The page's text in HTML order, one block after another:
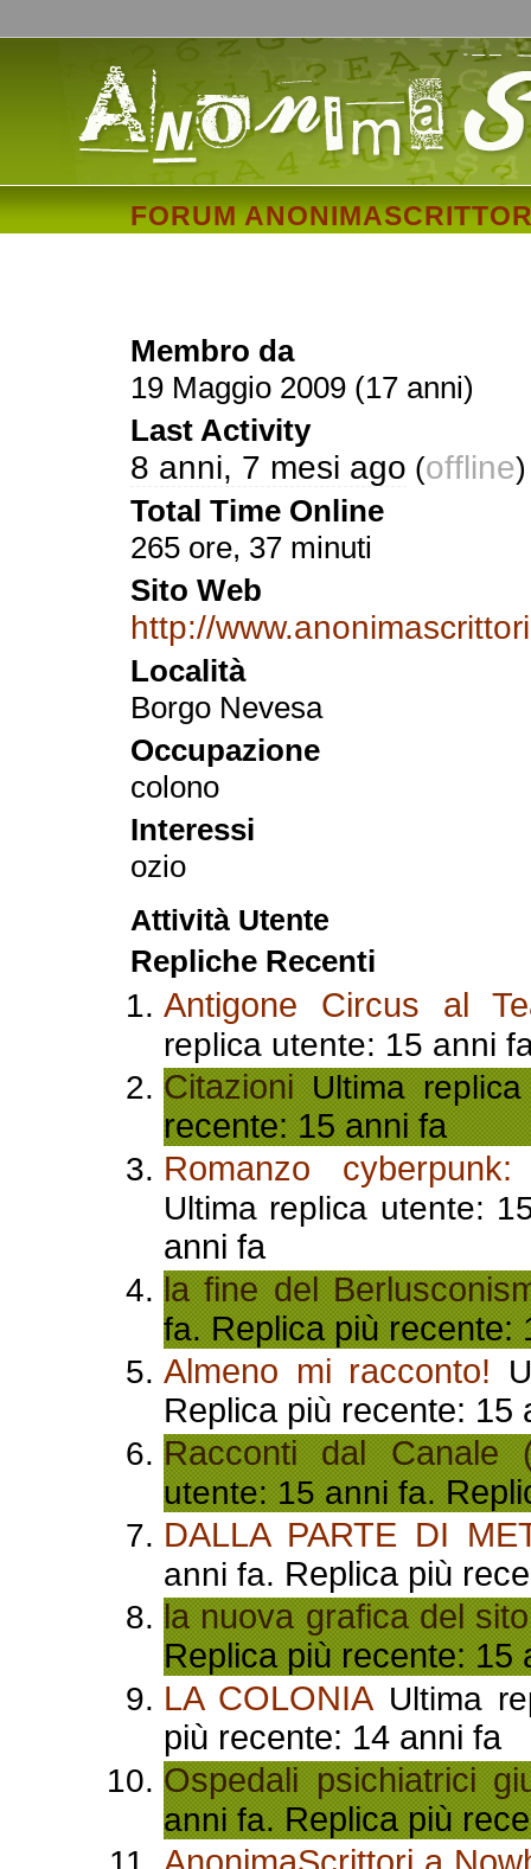
FORUM
Membro da
19 Maggio 2009 (17 anni)
Last Activity
8 anni, 7 mesi ago (offline)
Total Time Online
265 ore, 37 minuti
Sito Web
http://
Località
Borgo Nevesa
Occupazione
colono
Interessi
ozio
Attività Utente
Repliche Recenti
Antigone Circus al
replica utente: 15 anni
Citazioni Ultima
recente: 15 anni fa
Romanzo
Ultima replica utente:
anni fa
la fine del
fa. Replica più recente:
Almeno mi racconto!
Replica più recente: 15
Racconti dal Canale
utente: 15 anni fa.
DALLA PARTE DI
anni fa. Replica più
la nuova grafica del sito
Replica più recente: 15
LA COLONIAUltima
più recente: 14 anni fa
Ospedali psichiatrici
anni fa. Replica più